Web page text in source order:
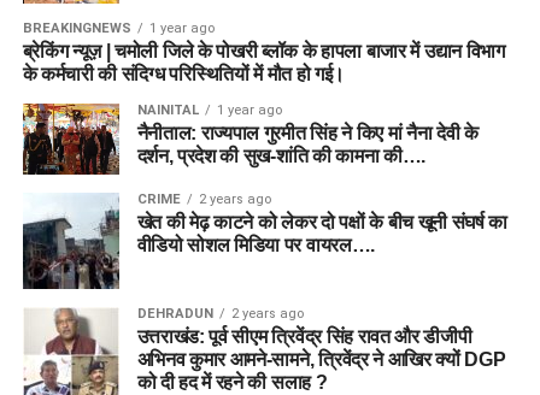
BREAKINGNEWS 1 year ago
ब्रेकिंग न्यूज़ | चमोली जिले के पोखरी ब्लॉक के हापला बाजार में उद्यान विभाग
के कर्मचारी की संदिग्ध परिस्थितियों में मौत हो गई।
NAINITAL 1 year ago
नैनीताल: राज्यपाल गुरमीत सिंह ने किए मां नैना देवी के
दर्शन, प्रदेश की सुख-शांति की कामना की….
CRIME 2 years ago
खेत की मेढ़ काटने को लेकर दो पक्षों के बीच खूनी संघर्ष का
वीडियो सोशल मिडिया पर वायरल….
DEHRADUN 2 years ago
उत्तराखंड: पूर्व सीएम त्रिवेंद्र सिंह रावत और डीजीपी
अभिनव कुमार आमने-सामने, त्रिवेंद्र ने आखिर क्यों DGP
को दी हद में रहने की सलाह ?